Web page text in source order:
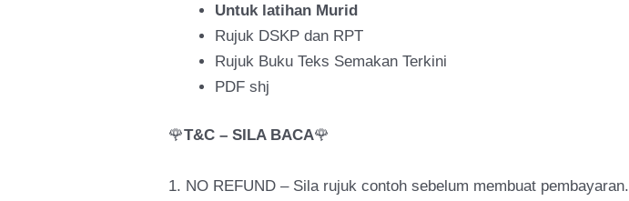
Untuk latihan Murid
Rujuk DSKP dan RPT
Rujuk Buku Teks Semakan Terkini
PDF shj
🌹T&C – SILA BACA🌹
1. NO REFUND – Sila rujuk contoh sebelum membuat pembayaran.